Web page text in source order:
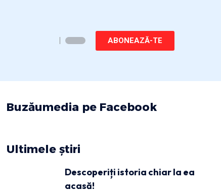
ABONEAZĂ-TE
Buzăumedia pe Facebook
Ultimele știri
Descoperiți istoria chiar la ea
acasă!